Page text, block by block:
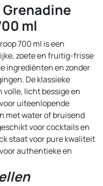
ml
700 ml is een
zoete en fruitig-frisse
ingrediënten en zonder
De klassieke
volle, licht bessige en
uiteenlopende
met water of bruisend
voor cocktails en
staat voor pure kwaliteit
authentieke en